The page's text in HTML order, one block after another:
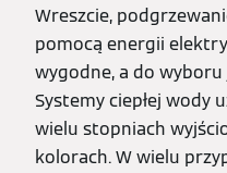
Wreszcie,
pomocą energii
wygodne, a do
Systemy ciepłej wody
wielu stopniach
kolorach. W wielu